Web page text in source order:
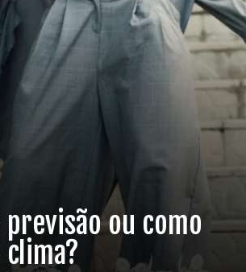
previsão ou como
clima?